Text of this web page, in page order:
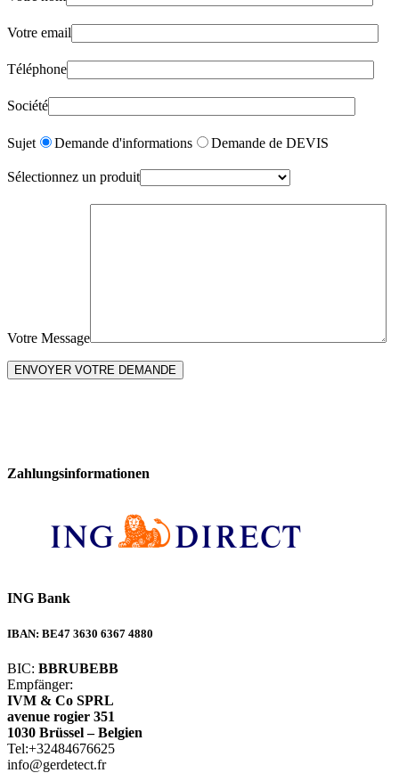
Votre email
Téléphone
Société
Sujet Demande d'informations Demande de DEVIS
Sélectionnez un produit
Votre Message
Zahlungsinformationen
ING Bank
IBAN: BE47 3630 6367 4880
BIC: BBRUBEBB
Empfänger:
IVM & Co SPRL
avenue rogier 351
1030 Brüssel – Belgien
Tel:+32484676625
info@gerdetect.fr